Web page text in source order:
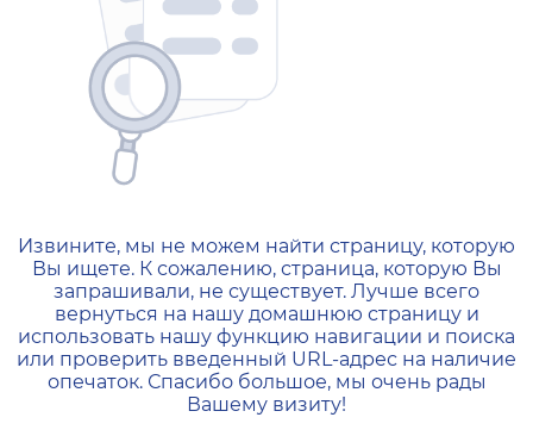
404 — Страница не
Извините, мы не можем найти страницу, которую
Вы ищете. К сожалению, страница, которую Вы
запрашивали, не существует. Лучше всего
вернуться на нашу домашнюю страницу и
использовать нашу функцию навигации и поиска
или проверить введенный URL-адрес на наличие
опечаток. Спасибо большое, мы очень рады
Вашему визиту!